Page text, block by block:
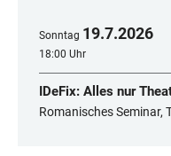
Sonntag 19.7.2026
18:00 Uhr
IDeFix: Alles nur
Romanisches Seminar,